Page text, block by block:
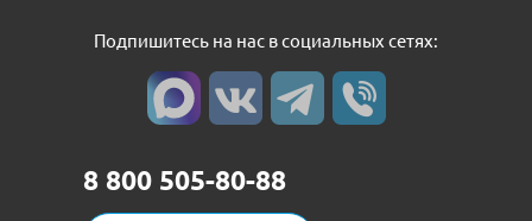
Подпишитесь на нас в социальных сетях:
8 800 505-80-88